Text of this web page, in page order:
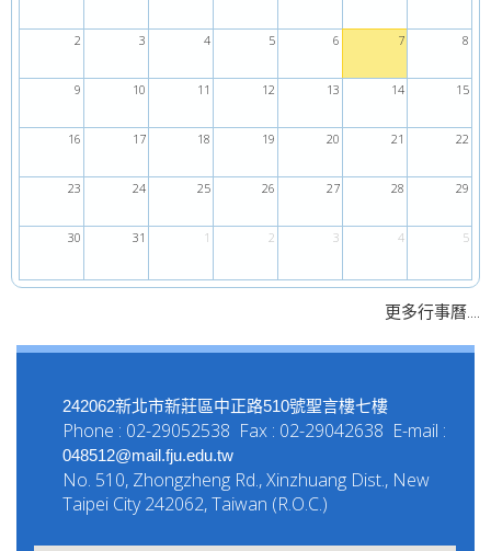
2 3 4 5 6 7 8
9 10 11 12 13 14 15
16 17 18 19 20 21 22
23 24 25 26 27 28 29
30 31 1 2 3 4 5
更多行事曆....
242062新北市新莊區中正路510號聖言樓七樓
Phone : 02-29052538 Fax : 02-29042638 E-mail :
048512@mail.fju.edu.tw
No. 510, Zhongzheng Rd., Xinzhuang Dist., New
Taipei City 242062, Taiwan (R.O.C.)